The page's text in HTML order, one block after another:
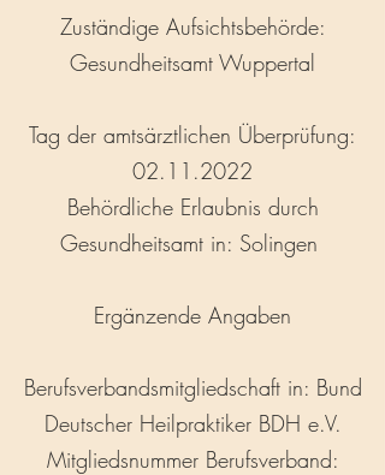
Zuständige Aufsichtsbehörde:
Gesundheitsamt Wuppertal
Tag der amtsärztlichen Überprüfung:
02.11.2022
Behördliche Erlaubnis durch
Gesundheitsamt in: Solingen
Ergänzende Angaben
Berufsverbandsmitgliedschaft in: Bund
Deutscher Heilpraktiker BDH e.V.
Mitgliedsnummer Berufsverband: